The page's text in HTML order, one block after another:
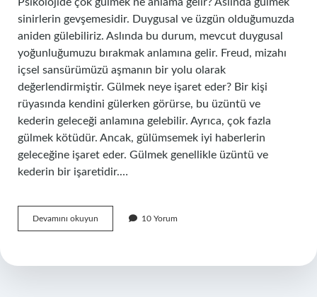
sinirlerin gevşemesidir. Duygusal ve üzgün olduğumuzda
aniden gülebiliriz. Aslında bu durum, mevcut duygusal
yoğunluğumuzu bırakmak anlamına gelir. Freud, mizahı
içsel sansürümüzü aşmanın bir yolu olarak
değerlendirmiştir. Gülmek neye işaret eder? Bir kişi
rüyasında kendini gülerken görürse, bu üzüntü ve
kederin geleceği anlamına gelebilir. Ayrıca, çok fazla
gülmek kötüdür. Ancak, gülümsemek iyi haberlerin
geleceğine işaret eder. Gülmek genellikle üzüntü ve
kederin bir işaretidir.…
Devamını okuyun
Bir
10 Yorum